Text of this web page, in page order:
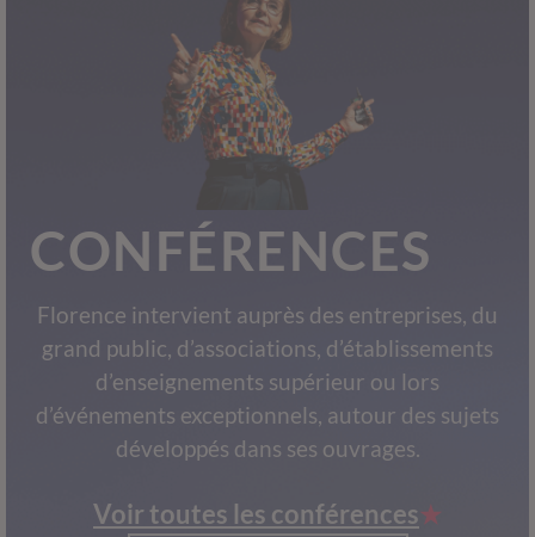
CONFÉRENCES
Florence intervient auprès des entreprises, du
grand public, d’associations, d’établissements
d’enseignements supérieur ou lors
d’événements exceptionnels, autour des sujets
développés dans ses ouvrages.
Voir toutes les conférences